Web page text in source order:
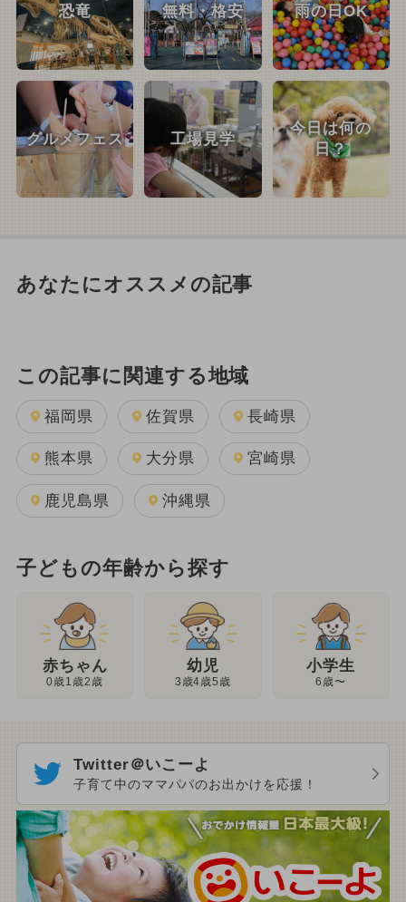
恐竜 無料・格安 雨の日OK
グルメフェス 工場見学
今日は何の
日？
あなたにオススメの記事
この記事に関連する地域
福岡県 佐賀県 長崎県
熊本県 大分県 宮崎県
鹿児島県 沖縄県
子どもの年齢から探す
赤ちゃん
0歳1歳2歳
幼児
3歳4歳5歳
小学生
6歳〜
Twitter＠いこーよ
子育て中のママパパのお出かけを応援！